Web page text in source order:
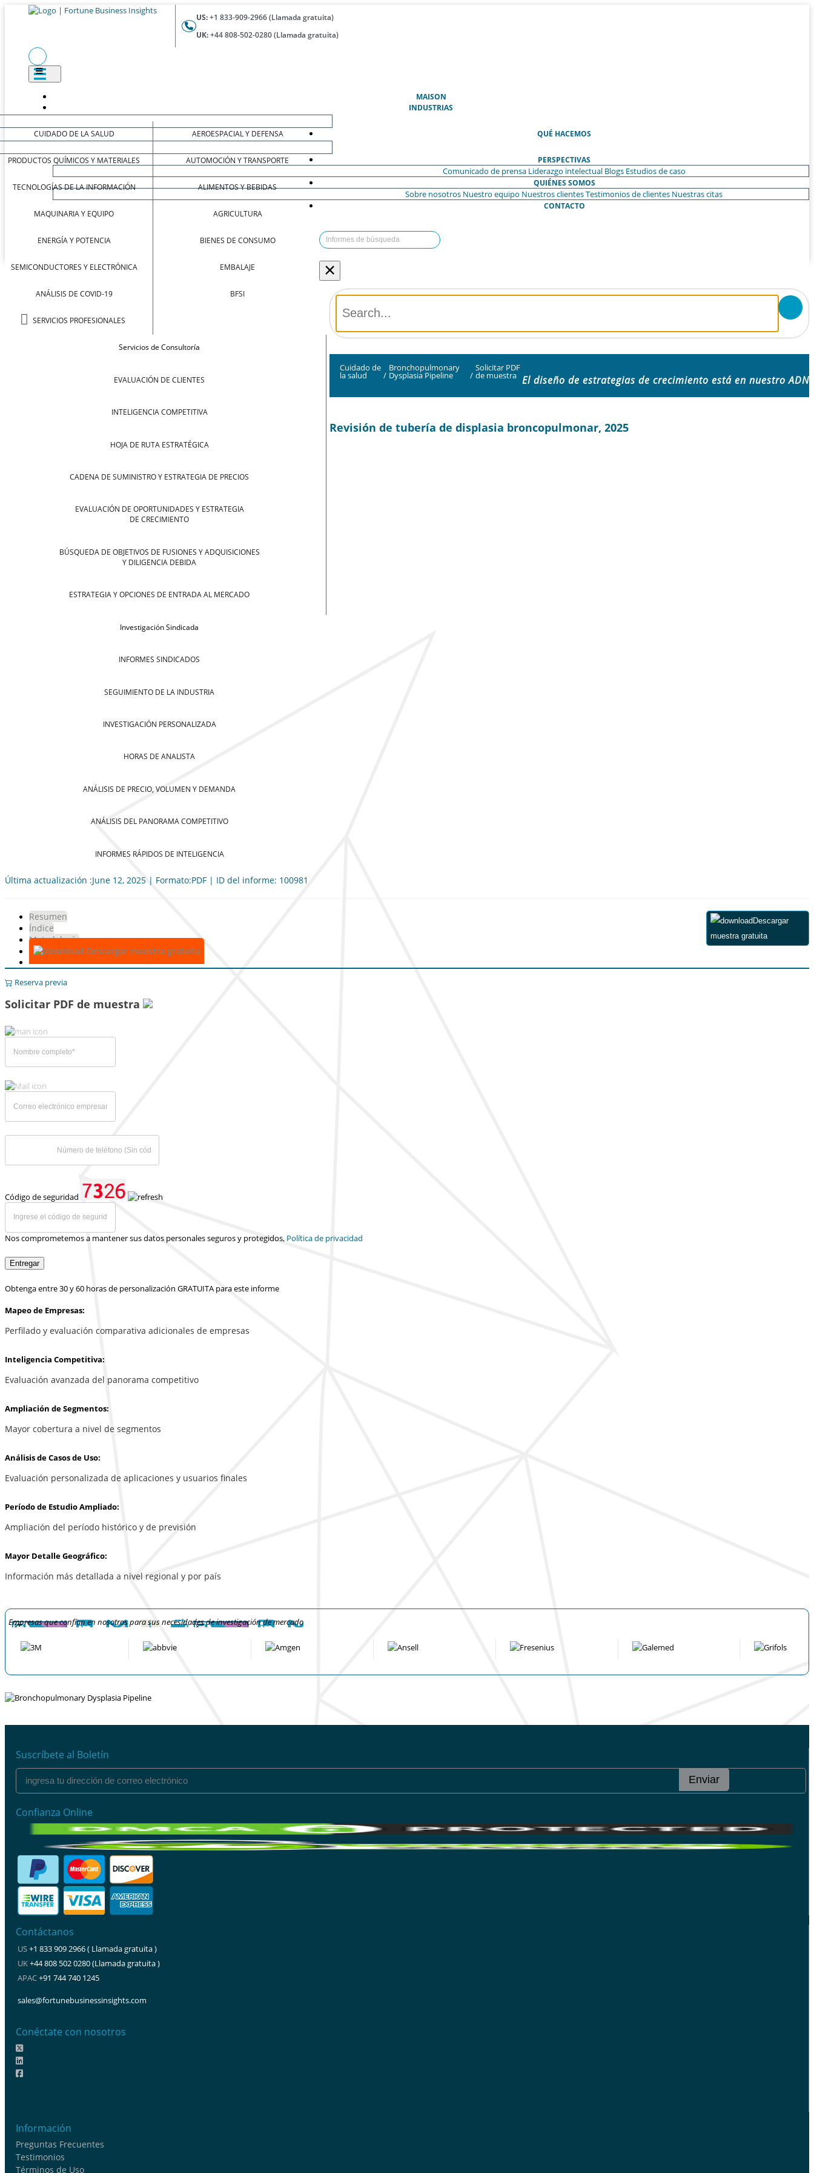
US:+1 833-909-2966 (Llamada gratuita)
UK:+44 808-502-0280 (Llamada gratuita)
MAISON(ACTUAL)
INDUSTRIAS
CUIDADO DE LA SALUD
PRODUCTOS QUÍMICOS Y MATERIALES
TECNOLOGÍAS DE LA INFORMACIÓN
MAQUINARIA Y EQUIPO
ENERGÍA Y POTENCIA
SEMICONDUCTORES Y ELECTRÓNICA
ANÁLISIS DE COVID-19
SERVICIOS PROFESIONALES
AEROESPACIAL Y DEFENSA
AUTOMOCIÓN Y TRANSPORTE
ALIMENTOS Y BEBIDAS
AGRICULTURA
BIENES DE CONSUMO
EMBALAJE
BFSI
QUÉ HACEMOS
Servicios de Consultoría
EVALUACIÓN DE CLIENTES
INTELIGENCIA COMPETITIVA
HOJA DE RUTA ESTRATÉGICA
CADENA DE SUMINISTRO Y ESTRATEGIA DE PRECIOS
EVALUACIÓN DE OPORTUNIDADES Y ESTRATEGIA
DE CRECIMIENTO
BÚSQUEDA DE OBJETIVOS DE FUSIONES Y ADQUISICIONES
Y DILIGENCIA DEBIDA
ESTRATEGIA Y OPCIONES DE ENTRADA AL MERCADO
Investigación Sindicada
INFORMES SINDICADOS
SEGUIMIENTO DE LA INDUSTRIA
INVESTIGACIÓN PERSONALIZADA
HORAS DE ANALISTA
ANÁLISIS DE PRECIO, VOLUMEN Y DEMANDA
ANÁLISIS DEL PANORAMA COMPETITIVO
INFORMES RÁPIDOS DE INTELIGENCIA
PERSPECTIVAS
Comunicado de prensa Liderazgo intelectual Blogs Estudios de caso
QUIÉNES SOMOS
Sobre nosotros Nuestro equipo Nuestros clientesTestimonios de clientes Nuestras citas
CONTACTO
×
Cuidado de
la salud /
Bronchopulmonary
Dysplasia Pipeline /
Solicitar PDF
de muestra El diseño de estrategias de crecimiento está en nuestro ADN
Revisión de tubería de displasia broncopulmonar, 2025
Última actualización :June 12, 2025 | Formato:PDF | ID del informe: 100981
Resumen
Índice
Metodología
Descargar muestra gratuita
Descargar
muestra gratuita
Reserva previa
Solicitar PDF de muestra
Código de seguridad
Nos comprometemos a mantener sus datos personales seguros y protegidos, Política de privacidad
Entregar
Obtenga entre 30 y 60 horas de personalización GRATUITA para este informe
Mapeo de Empresas:
Perfilado y evaluación comparativa adicionales de empresas
Inteligencia Competitiva:
Evaluación avanzada del panorama competitivo
Ampliación de Segmentos:
Mayor cobertura a nivel de segmentos
Análisis de Casos de Uso:
Evaluación personalizada de aplicaciones y usuarios finales
Período de Estudio Ampliado:
Ampliación del período histórico y de previsión
Mayor Detalle Geográfico:
Información más detallada a nivel regional y por país
Empresas que confían en nosotros para sus necesidades de investigación de mercado
Suscríbete al Boletín
Enviar
Confianza Online
Contáctanos
US+1 833 909 2966 ( Llamada gratuita )
UK+44 808 502 0280 (Llamada gratuita )
APAC+91 744 740 1245
sales@fortunebusinessinsights.com
Conéctate con nosotros
Información
Preguntas Frecuentes
Testimonios
Términos de Uso